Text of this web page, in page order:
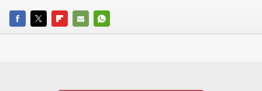
FACEBOOK
TWITTERFLIPBOARD
E-
WHATSAPP